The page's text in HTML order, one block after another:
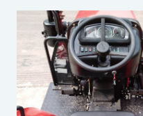
Skip